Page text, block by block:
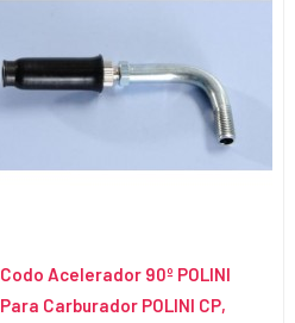
Codo Acelerador 90º POLINI
Para Carburador POLINI CP,